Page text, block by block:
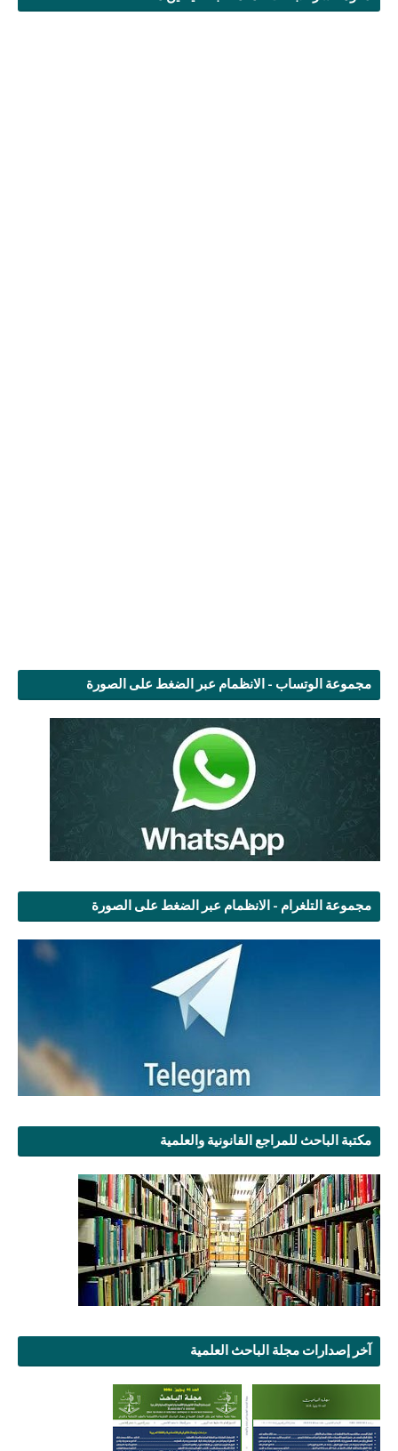
مجموعة الوتساب - الانظمام عبر الضغط على الصورة
مجموعة التلغرام - الانظمام عبر الضغط على الصورة
مكتبة الباحث للمراجع القانونية والعلمية
آخر إصدارات مجلة الباحث العلمية